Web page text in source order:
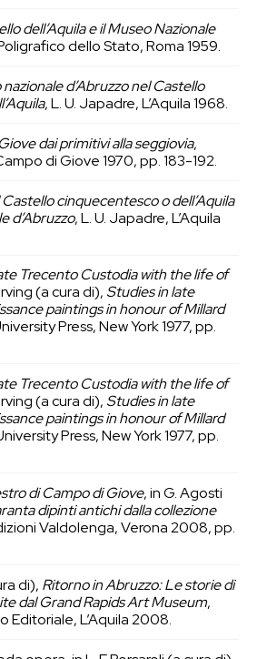
dell’Aquila e il Museo Nazionale
dello Stato, Roma 1959.
d’Abruzzo nel Castello
, L. U. Japadre, L’Aquila 1968.
dai primitivi alla seggiovia,
di Giove 1970, pp. 183-192.
Castello cinquecentesco o dell’Aquila
d’Abruzzo, L. U. Japadre, L’Aquila
Trecento Custodia with the life of
(a cura di), Studies in late
paintings in honour of Millard
Press, New York 1977, pp.
Trecento Custodia with the life of
(a cura di), Studies in late
paintings in honour of Millard
Press, New York 1977, pp.
di Campo di Giove, in G. Agosti
dipinti antichi dalla collezione
Valdolenga, Verona 2008, pp.
di), Ritorno in Abruzzo: Le storie di
dal Grand Rapids Art Museum,
L’Aquila 2008.